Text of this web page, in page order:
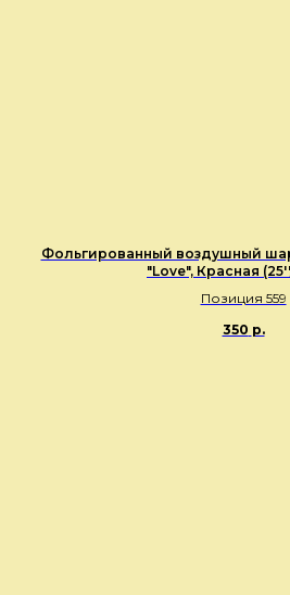
Фольгированный воздушный
"Love", Красная
Позиция 559
350 р.